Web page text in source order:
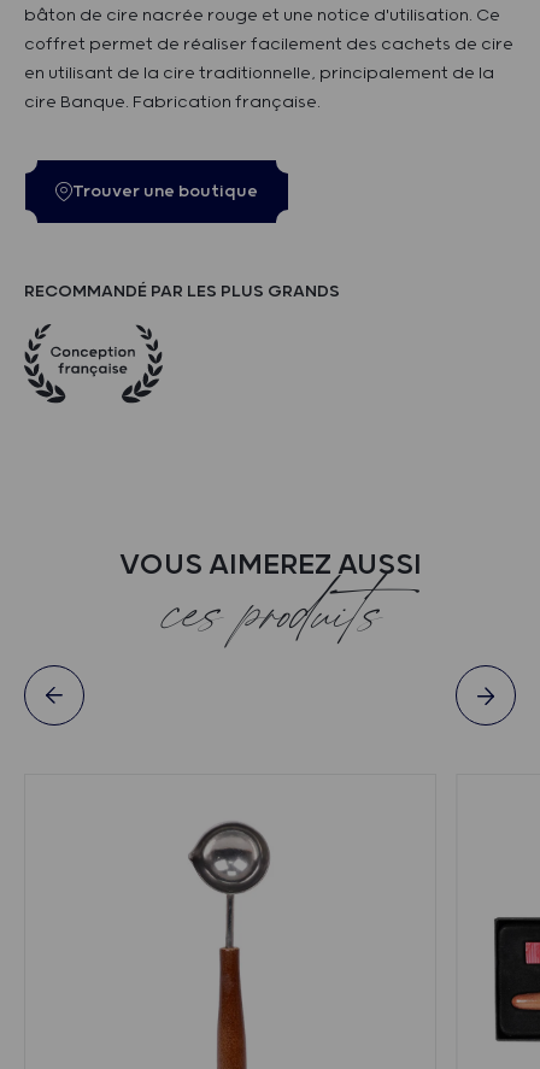
bâton de cire nacrée rouge et une notice d'utilisation. Ce
coffret permet de réaliser facilement des cachets de cire
en utilisant de la cire traditionnelle, principalement de la
cire Banque. Fabrication française.
Trouver une boutique
RECOMMANDÉ PAR LES PLUS GRANDS
VOUS AIMEREZ AUSSI
ces produits